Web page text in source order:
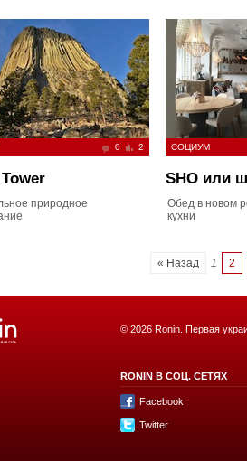
0 2
природное
СОЦИУМ
SHO или
Обед в новом
кухни
« Назад 1 2
© 2026 Ronin. Первая
RONIN В СОЦ. СЕТЯХ
Facebook
Twitter